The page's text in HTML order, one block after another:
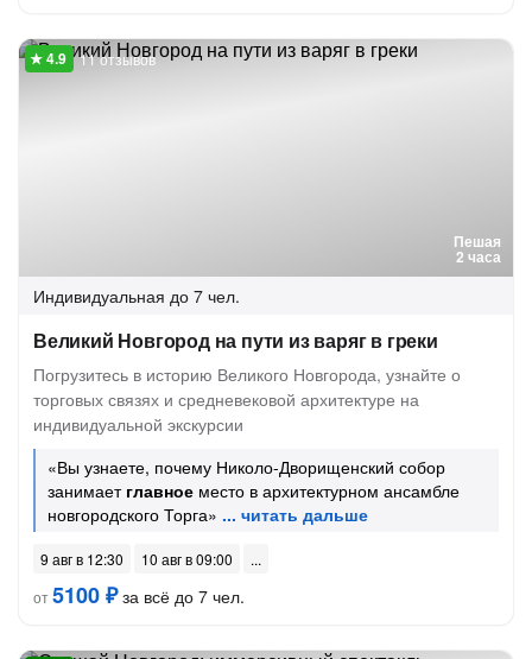
Пешая
2 часа
11 отзывов
Индивидуальная до 7 чел.
Великий Новгород на пути из варяг в греки
Погрузитесь в историю Великого Новгорода, узнайте о
торговых связях и средневековой архитектуре на
индивидуальной экскурсии
«Вы узнаете, почему Николо-Дворищенский собор
занимает главное место в архитектурном ансамбле
новгородского Торга»
9 авг в 12:30
10 авг в 09:00
от5100 ₽за всё до 7 чел.